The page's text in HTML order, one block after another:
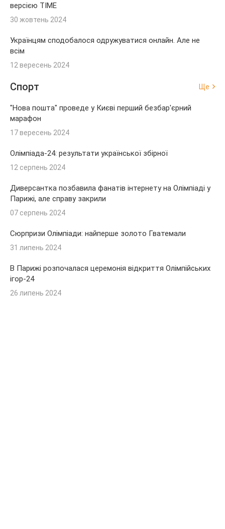
версією TIME
30 жовтень 2024
Українцям сподобалося одружуватися онлайн. Але не
всім
12 вересень 2024
Спорт Ще
"Нова пошта" проведе у Києві перший безбар'єрний
марафон
17 вересень 2024
Олімпіада-24: результати української збірної
12 серпень 2024
Диверсантка позбавила фанатів інтернету на Олімпіаді у
Парижі, але справу закрили
07 серпень 2024
Сюрпризи Олімпіади: найперше золото Гватемали
31 липень 2024
В Парижі розпочалася церемонія відкриття Олімпійських
ігор-24
26 липень 2024